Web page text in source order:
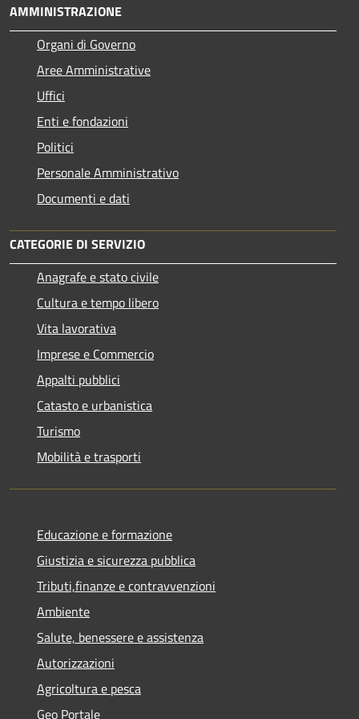
AMMINISTRAZIONE
Organi di Governo
Aree Amministrative
Uffici
Enti e fondazioni
Politici
Personale Amministrativo
Documenti e dati
CATEGORIE DI SERVIZIO
Anagrafe e stato civile
Cultura e tempo libero
Vita lavorativa
Imprese e Commercio
Appalti pubblici
Catasto e urbanistica
Turismo
Mobilità e trasporti
Educazione e formazione
Giustizia e sicurezza pubblica
Tributi,finanze e contravvenzioni
Ambiente
Salute, benessere e assistenza
Autorizzazioni
Agricoltura e pesca
Geo Portale